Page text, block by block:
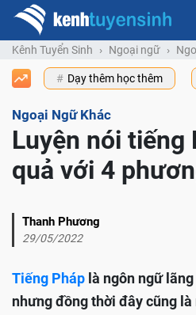
Kênh Tuyển Sinh Ngoại ngữ
Dạy thêm học thêm
Ngoại Ngữ Khác
Luyện nói tiếng
quả với 4
Thanh Phương
29/05/2022
Tiếng Pháp là ngôn ngữ
nhưng đồng thời đây cũng là